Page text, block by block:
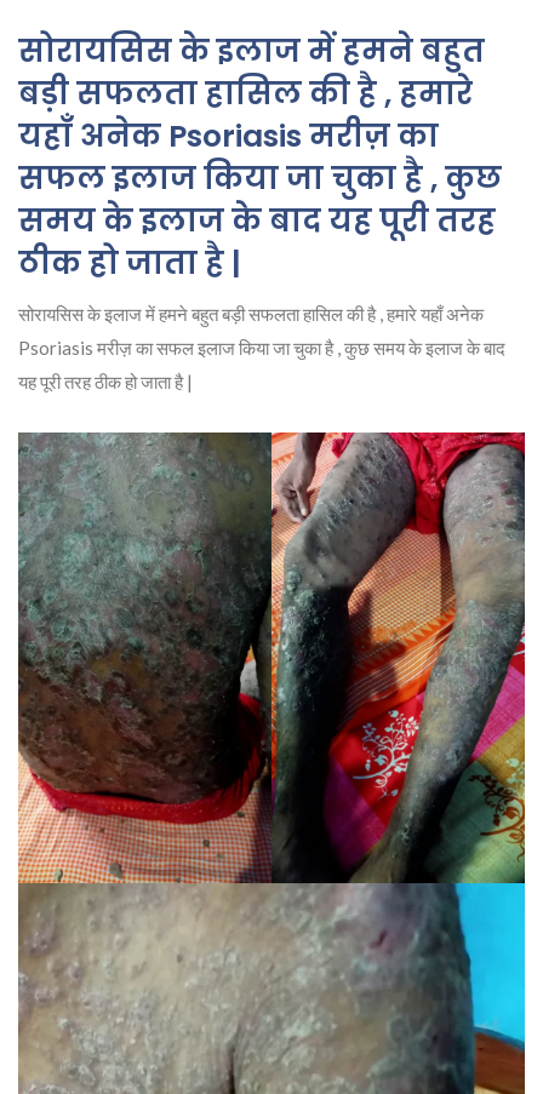
सोरायसिस के इलाज में हमने बहुत
बड़ी सफलता हासिल की है , हमारे
यहाँ अनेक Psoriasis मरीज़ का
सफल इलाज किया जा चुका है , कुछ
समय के इलाज के बाद यह पूरी तरह
ठीक हो जाता है |
सोरायसिस के इलाज में हमने बहुत बड़ी सफलता हासिल की है , हमारे यहाँ अनेक
Psoriasis मरीज़ का सफल इलाज किया जा चुका है , कुछ समय के इलाज के बाद
यह पूरी तरह ठीक हो जाता है |